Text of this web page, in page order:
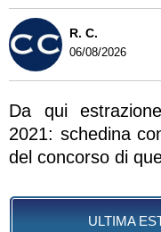
R. C.
06/08/2026
Da qui
2021: schedina
del concorso di
ULTIMA